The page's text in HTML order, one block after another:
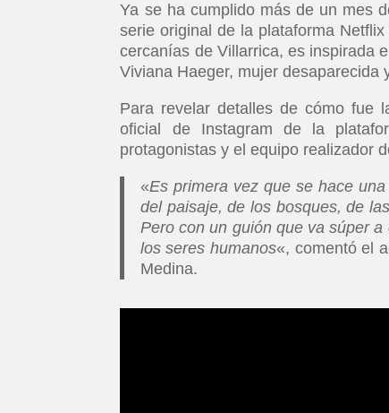
Ya se ha cumplido más de un mes
serie original de la plataforma
cercanías de Villarrica, es inspirada
Viviana Haeger, mujer desaparecida
Para revelar detalles de cómo fue
oficial de Instagram de la
protagonistas y el equipo realizador
«Es primera vez que se hace
del paisaje, de los bosques, de
Pero con un guión que va súper
los seres humanos«, comentó el
Medina.